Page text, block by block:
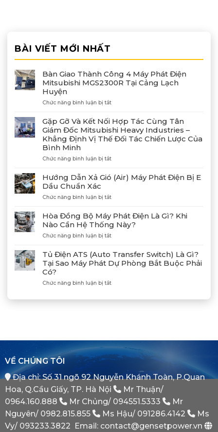
BÀI VIẾT MỚI NHẤT
Bàn Giao Thành Công 4 Máy Phát Điện
Mitsubishi MGS2300R Tại Cảng Lạch
Huyện
Chức năng bình luận bị tắtở
Giao
Thành
Công
4
Phát
MGS2300R
Cảng
Gặp Gỡ Và Kết Nối Hợp Tác Cùng Tân
Giám Đốc Mitsubishi Heavy Industries –
Khẳng Định Vị Thế Đối Tác Chiến Lược Của
Bình Minh
Chức năng bình luận bị tắtở
Gỡ
Và
Nối
Tác
Cùng
Tân
Giám
Mitsubishi
Heavy
Industries
Khẳng
Vị
Của
Bình
Minh
Hướng Dẫn Xả Gió (Air) Máy Phát Điện Bị E
Dầu Chuẩn Xác
Chức năng bình luận bị tắtở
Dẫn
Xả
Gió
(Air)
Phát
Điện
Bị
Dầu
Xác
Hòa Đồng Bộ Máy Phát Điện Là Gì? Khi
Nào Cần Hệ Thống Này?
Chức năng bình luận bị tắtở
Đồng
Bộ
Máy
Điện
Tủ Điện ATS (Auto Transfer Switch) Là Gì?
Tại Sao Máy Phát Dự Phòng Bắt Buộc Phải
Có?
Chức năng bình luận bị tắtở
Điện
Tại
Sao
Phát
Dự
Phòng
Bắt
Phải
Có?
VỀ CHÚNG TÔI
Địa chỉ: Số 31 ngõ 92 Nguyễn Khánh Toàn, P.Quan
Hoa, Q.Cầu Giấy, TP. Hà Nội
Mr Thuận/
0964.160.888
Mr Chủng/ 094551.5333
Mr
Nguyên/ 0982.815.855 Ms Hậu/ 091286.4142
Ms
Vy/ 093233.3822 Email: contact@gensetpower.vn